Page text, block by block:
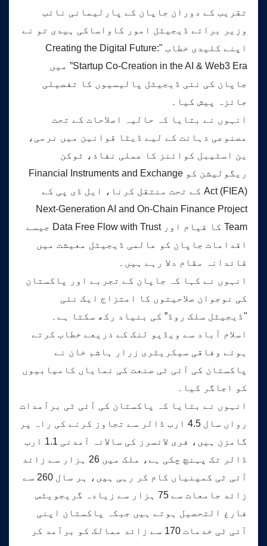
تقریب کے دوران جاپان کے پارلیمانی نائب
وزیر برائے ڈیجیٹل امور کاواساکی ہیدی تو نے
اپنے کلیدی خطاب "Creating the Digital Future:
Startup Co-Creation in the AI & Web3 Era” میں
جاپان کی نئی ڈیجیٹل پالیسیوں کا تفصیلی
جائزہ پیش کیا۔
انہوں نے بتایا کہ حالیہ اصلاحات کے تحت
مصنوعی ذہانت کے لیے ڈیٹا قوانین میں نرمی،
ین اسٹیبل کوائنز کا عملی نفاذ، ٹوکن
ریگولیشن کو Financial Instruments and Exchange
Act (FIEA) کے تحت منتقل کرنا، ایل ڈی پی کے
Next-Generation AI and On-Chain Finance Project
Team کا قیام اور Data Free Flow with Trust جیسے
اقدامات جاپان کو عالمی ڈیجیٹل معیشت میں
قائدانہ مقام دلا رہے ہیں۔
انہوں نے کہا کہ جاپان کے تجربے اور پاکستان
کی نوجوان صلاحیتوں کا امتزاج ایک نئی
"ڈیجیٹل سلک روڈ” کی بنیاد رکھ سکتا ہے۔
اسلام آباد سے ویڈیو لنک کے ذریعے خطاب کرتے
ہوئے وفاقی سیکریٹری زرار ہاشم خان نے
پاکستان کی آئی ٹی صنعت کی نمایاں کامیابیوں
کو اجاگر کیا۔
انہوں نے بتایا کہ پاکستان کی آئی ٹی برآمدات
رواں سال 4.5 ارب ڈالر سے تجاوز کرنے کی راہ پر
گامزن ہیں، فری لانسرز کی سالانہ آمدنی 1.1 ارب
ڈالر تک پہنچ چکی ہے، ملک میں 26 ہزار سے زائد
آئی ٹی کمپنیاں کام کر رہی ہیں، ہر سال 260 سے
زائد جامعات سے 75 ہزار سے زیادہ گریجویٹس
فارغ التحصیل ہوتے ہیں جبکہ پاکستان اپنی
آئی ٹی خدمات 170 سے زائد ممالک کو برآمد کر